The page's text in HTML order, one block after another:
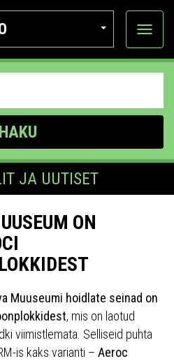
Näytä
HAKU
JA UUTISET
ON
Muuseumi hoidlate seinad on
, mis on laotud
viimistlemata. Selliseid puhta
is kaks varianti – Aeroc